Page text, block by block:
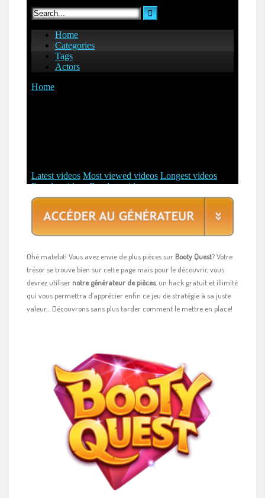
Ohé matelot! Vous avez envie de plus pièces sur Booty Quest? Votre
trésor se trouve bien sur cette page mais pour le découvrir, vous
devrez utiliser notre générateur de pièces, un hack gratuit et illimité
qui vous permettra d’apprécier enfin ce jeu de stratégie à sa juste
valeur… Découvrons sans plus tarder comment le mettre en place!